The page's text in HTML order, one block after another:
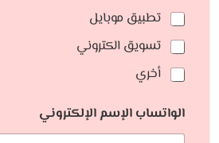
تطبيق موبايل
تسويق الكتروني
أخري
الواتساب الإسم الإلكتروني